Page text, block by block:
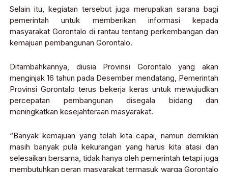
Selain itu, kegiatan tersebut juga merupakan sarana bagi
pemerintah untuk memberikan informasi kepada
masyarakat Gorontalo di rantau tentang perkembangan dan
kemajuan pembangunan Gorontalo.
Ditambahkannya, diusia Provinsi Gorontalo yang akan
menginjak 16 tahun pada Desember mendatang, Pemerintah
Provinsi Gorontalo terus bekerja keras untuk mewujudkan
percepatan pembangunan disegala bidang dan
meningkatkan kesejahteraan masyarakat.
“Banyak kemajuan yang telah kita capai, namun demikian
masih banyak pula kekurangan yang harus kita atasi dan
selesaikan bersama, tidak hanya oleh pemerintah tetapi juga
membutuhkan peran masyarakat termasuk warga Gorontalo